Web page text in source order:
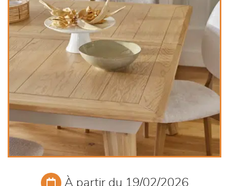
À partir du 19/02/2026